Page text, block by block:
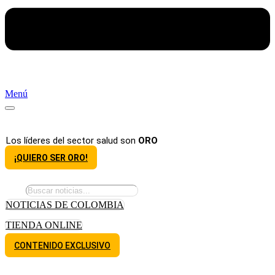
Menú
Los líderes del sector salud son ORO
¡QUIERO SER ORO!
NOTICIAS DE COLOMBIA
TIENDA ONLINE
CONTENIDO EXCLUSIVO